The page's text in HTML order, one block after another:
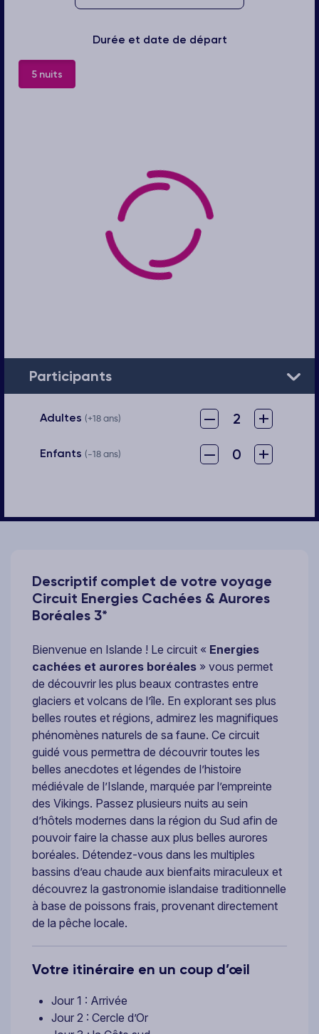
Durée et date de départ
5 nuits
Participants
Adultes (+18 ans) – 2 +
Enfants (-18 ans) – 0 +
Descriptif complet de votre voyage
Circuit Energies Cachées & Aurores
Boréales 3*
Bienvenue en Islande ! Le circuit « Energies
cachées et aurores boréales » vous permet
de découvrir les plus beaux contrastes entre
glaciers et volcans de l’île. En explorant ses plus
belles routes et régions, admirez les magnifiques
phénomènes naturels de sa faune. Ce circuit
guidé vous permettra de découvrir toutes les
belles anecdotes et légendes de l’histoire
médiévale de l’Islande, marquée par l’empreinte
des Vikings. Passez plusieurs nuits au sein
d’hôtels modernes dans la région du Sud afin de
pouvoir faire la chasse aux plus belles aurores
boréales. Détendez-vous dans les multiples
bassins d’eau chaude aux bienfaits miraculeux et
découvrez la gastronomie islandaise traditionnelle
à base de poissons frais, provenant directement
de la pêche locale.
Votre itinéraire en un coup d’œil
Jour 1 : Arrivée
Jour 2 : Cercle d’Or